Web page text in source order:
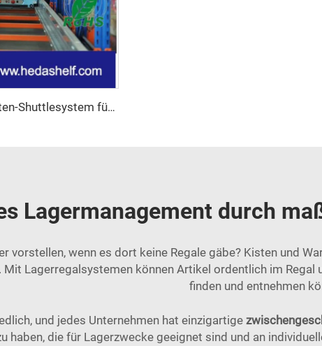
Maßgeschneidertes Paletten-Shuttlesystem für Lagerhallen
Lagermanagement durch
vorstellen, wenn es dort keine Regale gäbe? Kisten und
Mit Lagerregalsystemen können Artikel ordentlich im
finden und entnehmen
und jedes Unternehmen hat einzigartige
haben, die für Lagerzwecke geeignet sind und an